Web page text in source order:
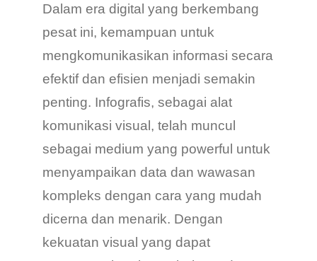
Dalam era digital yang berkembang
pesat ini, kemampuan untuk
mengkomunikasikan informasi secara
efektif dan efisien menjadi semakin
penting. Infografis, sebagai alat
komunikasi visual, telah muncul
sebagai medium yang powerful untuk
menyampaikan data dan wawasan
kompleks dengan cara yang mudah
dicerna dan menarik. Dengan
kekuatan visual yang dapat